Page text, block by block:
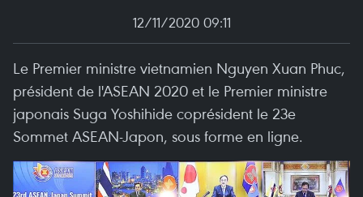
12/11/2020 09:11
Le Premier ministre vietnamien Nguyen Xuan Phuc,
président de l'ASEAN 2020 et le Premier ministre
japonais Suga Yoshihide coprésident le 23e
Sommet ASEAN-Japon, sous forme en ligne.